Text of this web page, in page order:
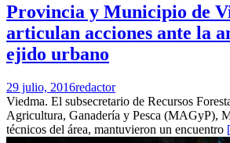
Provincia y Municipio de
articulan acciones ante la
ejido urbano
29 julio, 2016redactor
Viedma. El subsecretario de Recursos
Agricultura, Ganadería y Pesca (MAGyP),
técnicos del área, mantuvieron un encuentro